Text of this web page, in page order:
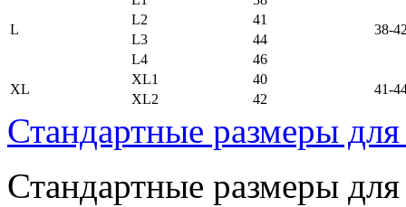
L
38-
L2
41
L3
44
L4
46
XL
XL1 40
41-
XL2 42
Стандартные размеры
Стандартные размеры